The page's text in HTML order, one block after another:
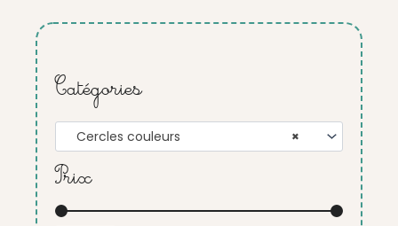
Catégories
×
Cercles couleurs
Prix
Prix
Prix